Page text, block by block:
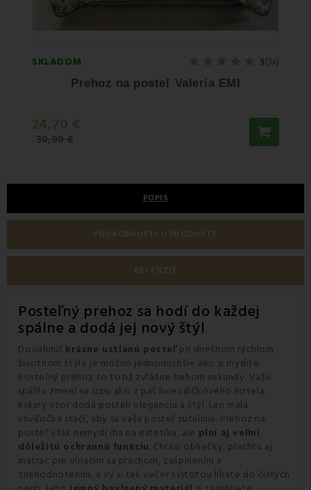
SKLADOM 5(3x)
Prehoz na posteľ Valeria EMI
24,70 €
30,90 €
POPIS
PODROBNOSTI O PRODUKTE
RECENZIE
Posteľný prehoz sa hodí do každej
spálne a dodá jej nový štýl
Dosiahnuť krásne ustlanú posteľ pri dnešnom rýchlom
životnom štýle je možno jednoduchšie ako si myslíte.
Posteľný prehoz to totiž zvládne behom sekundy. Vašu
spálňu zmení na izbu ako z päť hviezdičkového hotela.
Krásny vzor dodá posteli eleganciu a štýl. Len malá
chvíľočka stačí, aby sa vaša posteľ zútulnila. Prehoz na
posteľ však nemyslí iba na estetiku, ale plní aj veľmi
dôležitú ochrannú funkciu. Chráni obliečky, plachtu aj
matrac pre víriacim sa prachom, zašpinením a
znehodnotením, a vy si tak večer s istotou líhate do čistých